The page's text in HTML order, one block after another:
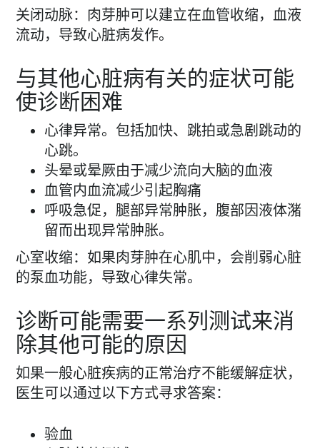
关闭动脉：肉芽肿可以建立在血管收缩，血液
流动，导致心脏病发作。
与其他心脏病有关的症状可能
使诊断困难
心律异常。包括加快、跳拍或急剧跳动的
心跳。
头晕或晕厥由于减少流向大脑的血液
血管内血流减少引起胸痛
呼吸急促，腿部异常肿胀，腹部因液体潴
留而出现异常肿胀。
心室收缩：如果肉芽肿在心肌中，会削弱心脏
的泵血功能，导致心律失常。
诊断可能需要一系列测试来消
除其他可能的原因
如果一般心脏疾病的正常治疗不能缓解症状，
医生可以通过以下方式寻求答案：
验血